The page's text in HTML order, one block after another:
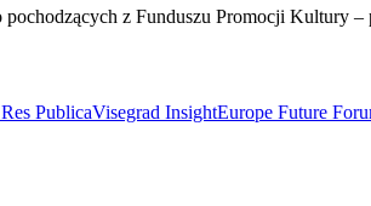
z Funduszu Promocji Kultury –
PublicaVisegrad InsightEurope Future